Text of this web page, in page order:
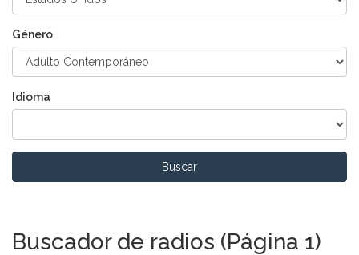
Género
Idioma
Buscar
Buscador de radios (Página 1)